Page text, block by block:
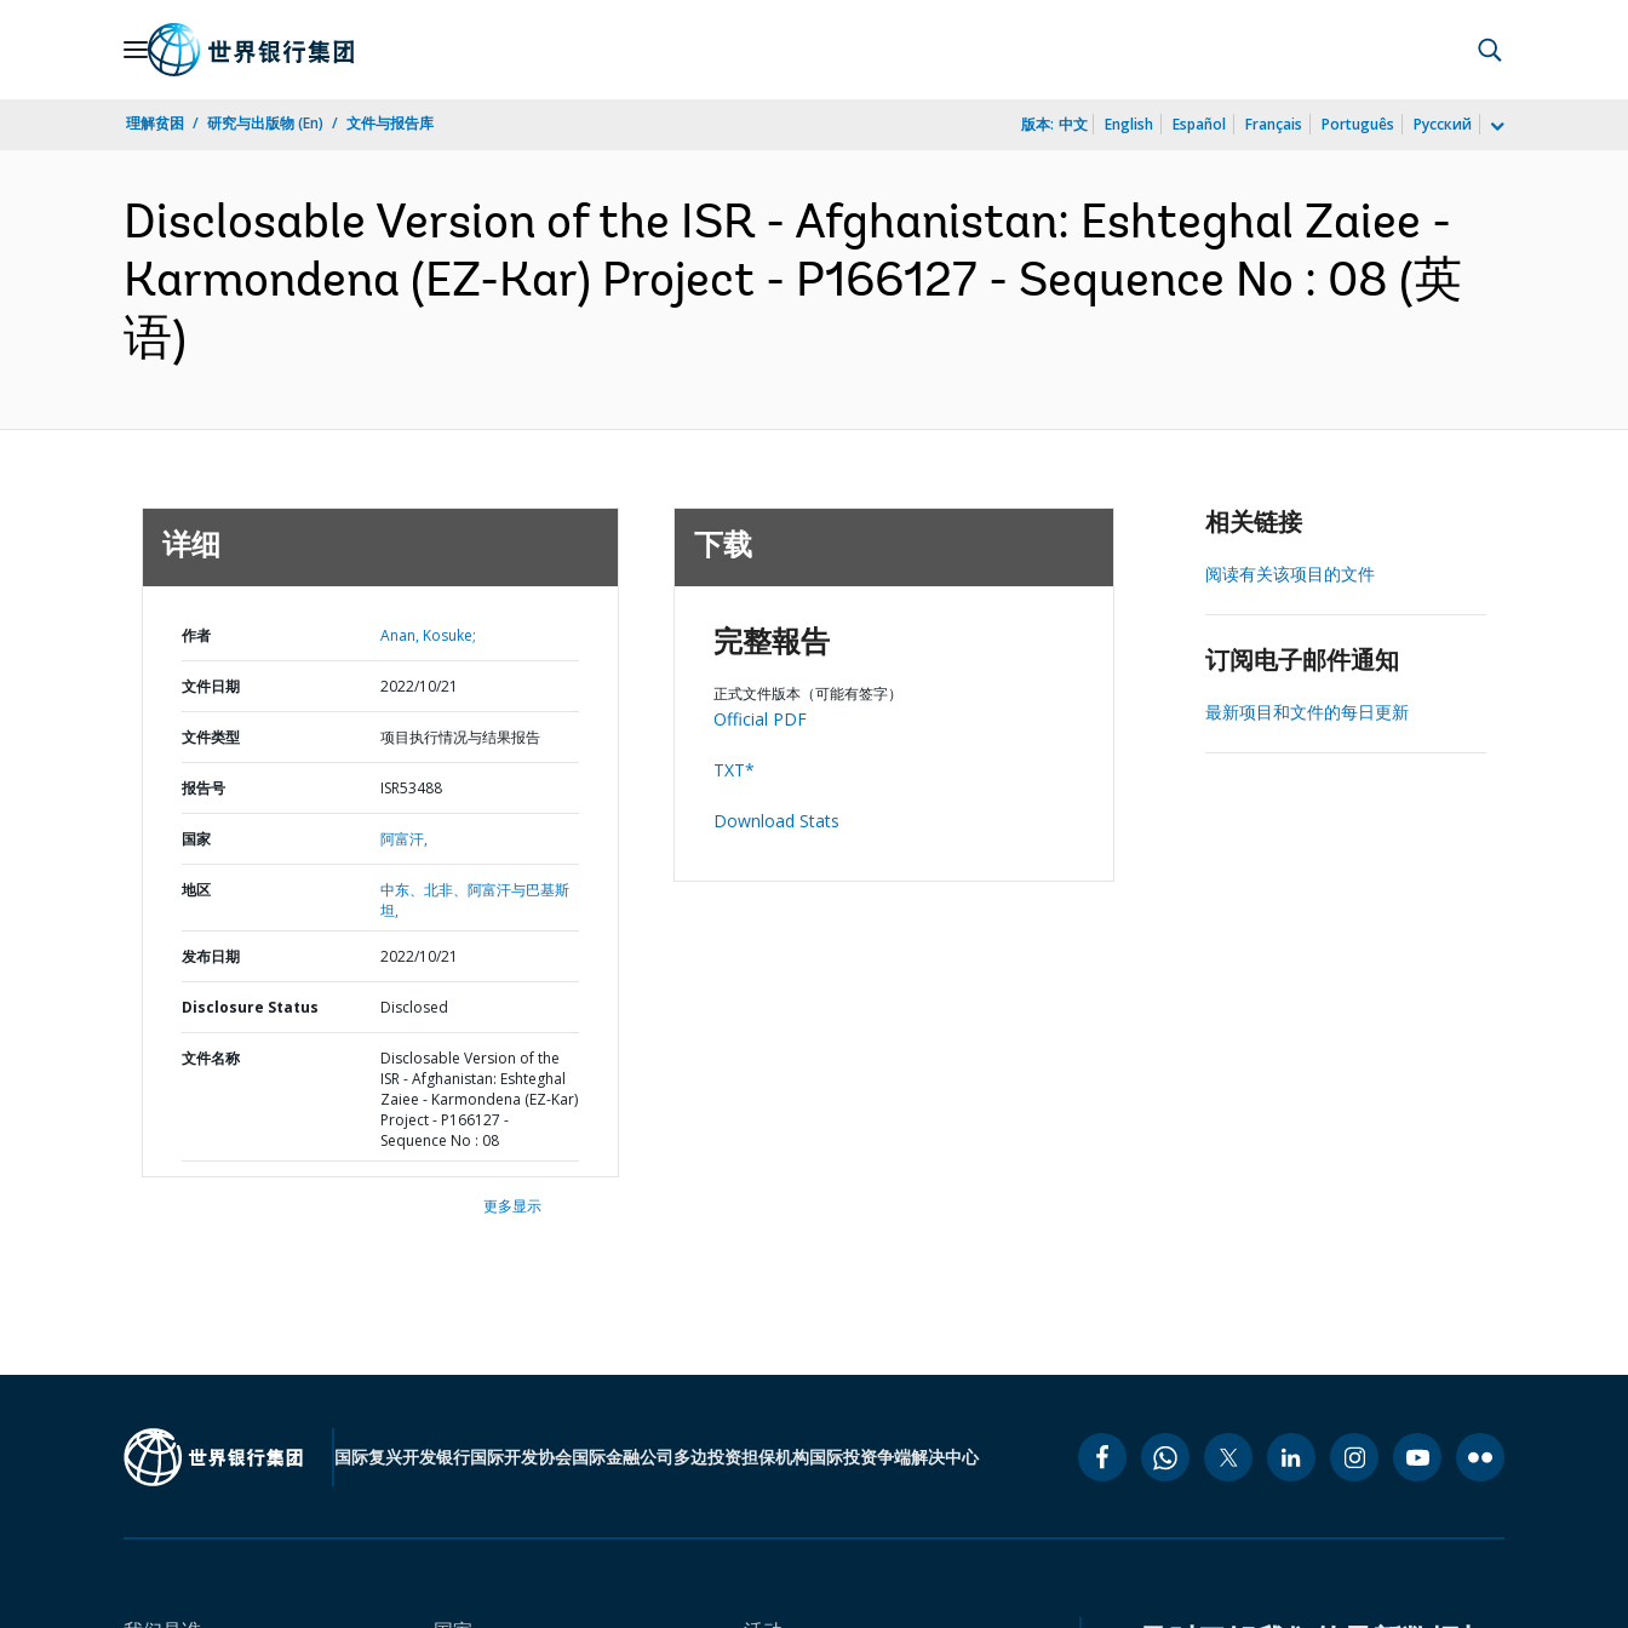
理解贫困 研究与出版物 (En) 文件与报告库 版本: 中文 English Español Français Português Русский
Disclosable Version of the ISR - Afghanistan: Eshteghal Zaiee -
Karmondena (EZ-Kar) Project - P166127 - Sequence No : 08 (英
语)
详细
作者 Anan, Kosuke;
文件日期 2022/10/21
文件类型 项目执行情况与结果报告
报告号 ISR53488
国家 阿富汗,
地区
中东、北非、阿富汗与巴基斯
坦,
发布日期 2022/10/21
Disclosure Status Disclosed
文件名称
Disclosable Version of the
ISR - Afghanistan: Eshteghal
Zaiee - Karmondena (EZ-Kar)
Project - P166127 -
Sequence No : 08
更多显示
下载
完整報告
正式文件版本（可能有签字）
Official PDF
TXT*
Download Stats
相关链接
阅读有关该项目的文件
订阅电子邮件通知
最新项目和文件的每日更新
国际复兴开发银行国际开发协会国际金融公司多边投资担保机构国际投资争端解决中心